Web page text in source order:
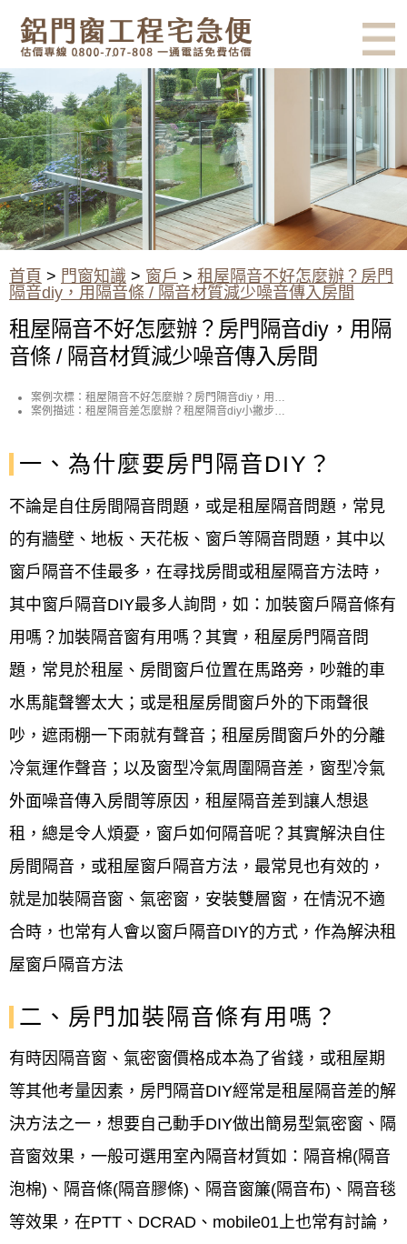
有鋁門窗的結露、隔熱、隔音問
題？找我們就對了！估價專線
0800-707-808
租屋隔音不好怎麼辦？房門隔音
diy，用隔音條 / 隔音材質減少噪
音傳入房間
首頁 > 門窗知識 > 窗戶 > 租屋隔音不好怎麼辦？房門
隔音diy，用隔音條 / 隔音材質減少噪音傳入房間
租屋隔音不好怎麼辦？房門隔音diy，用隔
音條 / 隔音材質減少噪音傳入房間
案例次標：租屋隔音不好怎麼辦？房門隔音diy，用隔
音條 / 隔音材質減少噪音傳入房間
案例描述：租屋隔音差怎麼辦？租屋隔音diy小撇步，
一、為什麼要房門隔音DIY？
不論是自住房間隔音問題，或是租屋隔音問題，常見
的有牆壁、地板、天花板、窗戶等隔音問題，其中以
窗戶隔音不佳最多，在尋找房間或租屋隔音方法時，
其中窗戶隔音DIY最多人詢問，如：加裝窗戶隔音條有
用嗎？加裝隔音窗有用嗎？其實，租屋房門隔音問
題，常見於租屋、房間窗戶位置在馬路旁，吵雜的車
水馬龍聲響太大；或是租屋房間窗戶外的下雨聲很
吵，遮雨棚一下雨就有聲音；租屋房間窗戶外的分離
冷氣運作聲音；以及窗型冷氣周圍隔音差，窗型冷氣
外面噪音傳入房間等原因，租屋隔音差到讓人想退
租，總是令人煩憂，窗戶如何隔音呢？其實解決自住
房間隔音，或租屋窗戶隔音方法，最常見也有效的，
就是加裝隔音窗、氣密窗，安裝雙層窗，在情況不適
合時，也常有人會以窗戶隔音DIY的方式，作為解決租
屋窗戶隔音方法
二、房門加裝隔音條有用嗎？
有時因隔音窗、氣密窗價格成本為了省錢，或租屋期
等其他考量因素，房門隔音DIY經常是租屋隔音差的解
決方法之一，想要自己動手DIY做出簡易型氣密窗、隔
音窗效果，一般可選用室內隔音材質如：隔音棉(隔音
泡棉)、隔音條(隔音膠條)、隔音窗簾(隔音布)、隔音毯
等效果，在PTT、DCRAD、mobile01上也常有討論，